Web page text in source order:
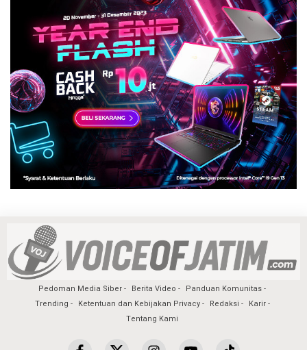
Pedoman Media Siber Berita Video
Panduan Komunitas
Trending
Ketentuan dan Kebijakan Privacy Redaksi
Karir
Tentang Kami